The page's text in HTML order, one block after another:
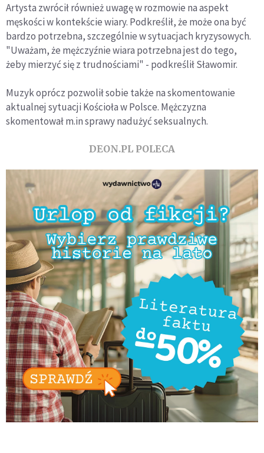
Artysta zwrócił również uwagę w rozmowie na aspekt
męskości w kontekście wiary. Podkreślił, że może ona być
bardzo potrzebna, szczególnie w sytuacjach kryzysowych.
"Uważam, że mężczyźnie wiara potrzebna jest do tego,
żeby mierzyć się z trudnościami" - podkreślił Sławomir.
Muzyk oprócz pozwolił sobie także na skomentowanie
aktualnej sytuacji Kościoła w Polsce. Mężczyzna
skomentował m.in sprawy nadużyć seksualnych.
DEON.PL POLECA